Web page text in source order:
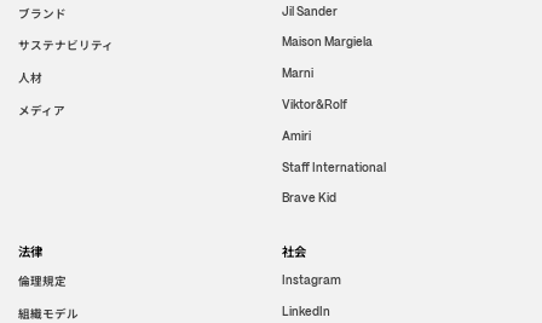
ブランド
サステナビリティ
人材
メディア
Jil Sander
Maison Margiela
Marni
Viktor&Rolf
Amiri
Staff International
Brave Kid
法律
倫理規定
組織モデル
社会
Instagram
LinkedIn